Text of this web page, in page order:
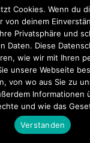
Mitglied werden
Kontakt
Up Themes Ltd. Powered
Cookies. Wenn du
von deinem
Privatsphäre und
Daten. Diese
wie wir mit Ihren
unsere Webseite
von wo aus Sie zu
Informationen
und wie das
Verstanden